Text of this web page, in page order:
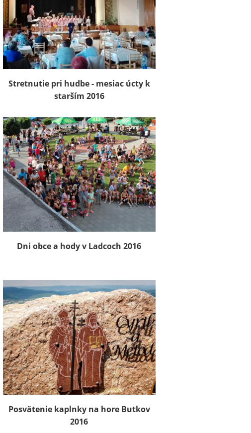
Stretnutie pri hudbe - mesiac úcty k
starším 2016
Dni obce a hody v Ladcoch 2016
Posvätenie kaplnky na hore Butkov
2016